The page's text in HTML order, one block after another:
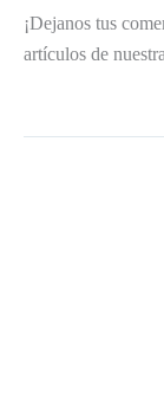
¡Dejanos tus
artículos de